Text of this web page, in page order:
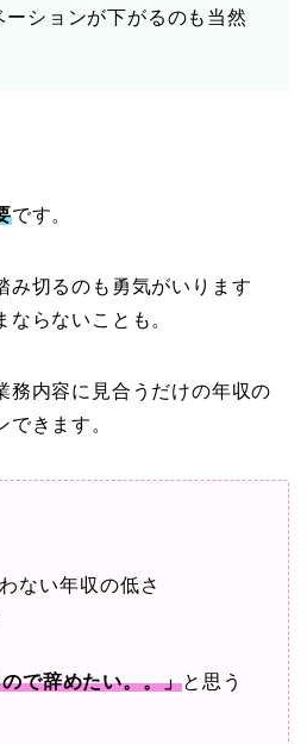
ーションが下がるのも当然
です。
み切るのも勇気がいります
ならないことも。
務内容に見合うだけの年収の
きます。
ない年収の低さ
で辞めたい。。」と思う